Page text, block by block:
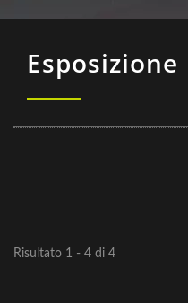
Esposizione
Risultato 1 - 4 di 4